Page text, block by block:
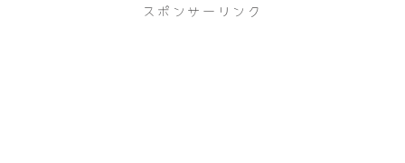
スポンサーリンク